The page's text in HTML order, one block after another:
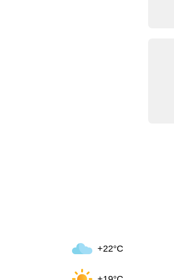
+22°C